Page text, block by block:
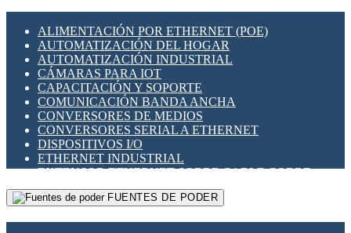
SENSORES INDUCTIVOS
TEMPORIZADORES
VARIACS
VARIADORES DE FRECUENCIA [VDF]
SECCIONADORES - INTERRUPTORES
MAQUINARIA
HERRAMIENTAS VARIAS
ILUMINACIÓN LED
INTERRUPTORES REED
INTERFACES DE RELÉ
OTROS RELÉS
PROTECCIÓN TÉRMICA
RELÉS AUTOMOTRICES
RELÉS DE SEÑAL
RELÉS DE ESTADO SÓLIDO SSR
RELÉS INDUSTRIALES
RELÉS MINIATURA DE POTENCIA
SENSORES MAGNÉTICOS
ALIMENTACIÓN POR ETHERNET (POE)
AUTOMATIZACIÓN DEL HOGAR
AUTOMATIZACIÓN INDUSTRIAL
CÁMARAS PARA IOT
CAPACITACIÓN Y SOPORTE
COMUNICACIÓN BANDA ANCHA
CONVERSORES DE MEDIOS
CONVERSORES SERIAL A ETHERNET
DISPOSITIVOS I/O
ETHERNET INDUSTRIAL
EXTENSOR ETHERNET SOBRE CABLE COBRE
GATEWAY LORAWAN
GESTIÓN DE REDESFUENTES DE PODER